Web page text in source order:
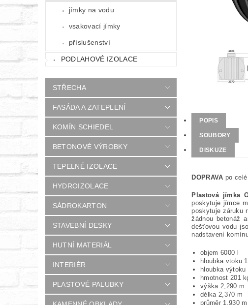
jímky na vodu
vsakovací jímky
příslušenství
PODLAHOVÉ IZOLACE
STŘECHA
FASÁDA A ZATEPLENÍ
KOMÍN SCHIEDEL
BETONOVÉ VÝROBKY
TEPELNÉ IZOLACE
HYDROIZOLACE
SÁDROKARTON
STAVEBNÍ DESKY
HUTNÍ MATERIÁL
INTERIÉR
PLASTOVÉ PALUBKY
POPIS
SOUBORY
DISKUZE
DOPRAVA po
Plastová jímka
poskytuje jímce
poskytuje záruku
žádnou betonáž
dešťovou vodu
nadstavení
objem 6000 l
hloubka vtoku
hloubka výtoku
hmotnost 201
výška 2,290 m
délka 2,370 m
průměr 1,930 m